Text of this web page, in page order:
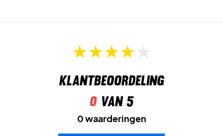
Klantbeoordeling
0van 5
0 waarderingen